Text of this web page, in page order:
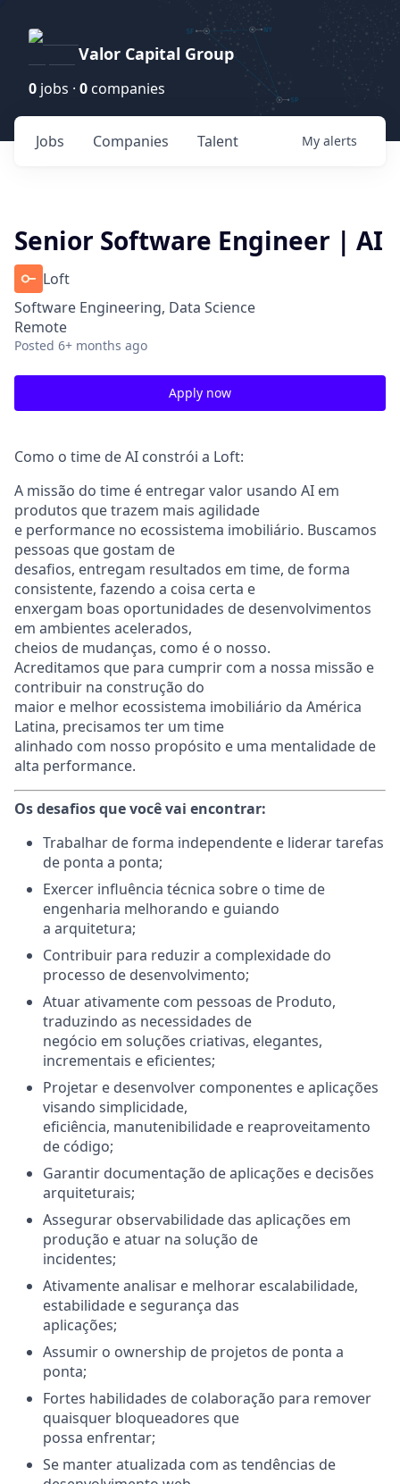
Valor Capital Group
0 jobs · 0 companies
Jobs Companies Talent My alerts
Senior Software Engineer | AI
Loft
Software Engineering, Data Science
Remote
Posted 6+ months ago
Apply now
Como o time de AI constrói a Loft:
A missão do time é entregar valor usando AI em
produtos que trazem mais agilidade
e performance no ecossistema imobiliário. Buscamos
pessoas que gostam de
desafios, entregam resultados em time, de forma
consistente, fazendo a coisa certa e
enxergam boas oportunidades de desenvolvimentos
em ambientes acelerados,
cheios de mudanças, como é o nosso.
Acreditamos que para cumprir com a nossa missão e
contribuir na construção do
maior e melhor ecossistema imobiliário da América
Latina, precisamos ter um time
alinhado com nosso propósito e uma mentalidade de
alta performance.
Os desafios que você vai encontrar:
Trabalhar de forma independente e liderar tarefas
de ponta a ponta;
Exercer influência técnica sobre o time de
engenharia melhorando e guiando
a arquitetura;
Contribuir para reduzir a complexidade do
processo de desenvolvimento;
Atuar ativamente com pessoas de Produto,
traduzindo as necessidades de
negócio em soluções criativas, elegantes,
incrementais e eficientes;
Projetar e desenvolver componentes e aplicações
visando simplicidade,
eficiência, manutenibilidade e reaproveitamento
de código;
Garantir documentação de aplicações e decisões
arquiteturais;
Assegurar observabilidade das aplicações em
produção e atuar na solução de
incidentes;
Ativamente analisar e melhorar escalabilidade,
estabilidade e segurança das
aplicações;
Assumir o ownership de projetos de ponta a
ponta;
Fortes habilidades de colaboração para remover
quaisquer bloqueadores que
possa enfrentar;
Se manter atualizada com as tendências de